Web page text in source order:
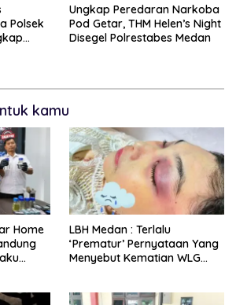
Polsek
Ungkap Peredaran Narkoba
Pod Getar, THM Helen’s Night
Disegel Polrestabes Medan
kamu
Home
LBH Medan : Terlalu
‘Prematur’ Pernyataan Yang
Menyebut Kematian WLG